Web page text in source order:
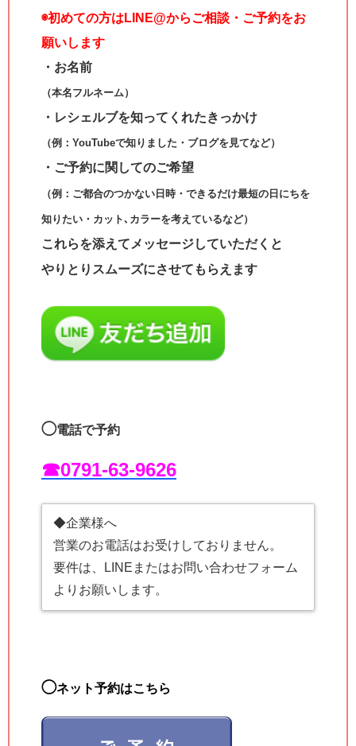
◉初めての方はLINE@からご相談・ご予約をお
願いします
・お名前
（本名フルネーム）
・レシェルブを知ってくれたきっかけ
（例：YouTubeで知りました・ブログを見てなど）
・ご予約に関してのご希望
（例：ご都合のつかない日時・できるだけ最短の日にちを
知りたい・カット､カラーを考えているなど）
これらを添えてメッセージしていただくと
やりとりスムーズにさせてもらえます
◯電話で予約
☎︎0791-63-9626
◆企業様へ
営業のお電話はお受けしておりません。
要件は、LINEまたはお問い合わせフォーム
よりお願いします。
◯ネット予約はこちら